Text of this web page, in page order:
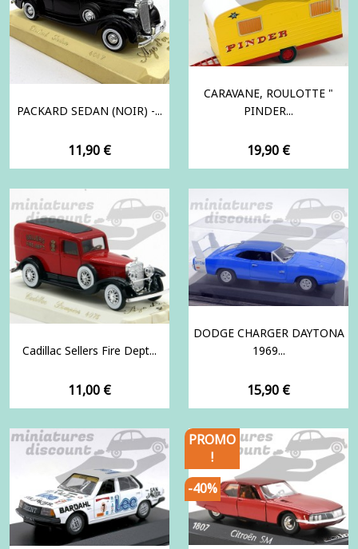
PACKARD SEDAN (NOIR) -...
Prix
11,90 €
CARAVANE, ROULOTTE "
PINDER...
Prix
19,90 €
Cadillac Sellers Fire Dept...
Prix
11,00 €
DODGE CHARGER DAYTONA
1969...
Prix
15,90 €
PROMO
!
-40%